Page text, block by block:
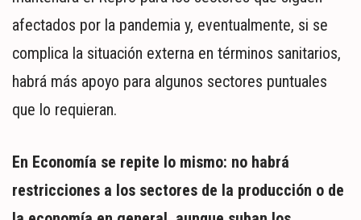
afectados por la pandemia y, eventualmente, si se
complica la situación externa en términos sanitarios,
habrá más apoyo para algunos sectores puntuales
que lo requieran.
En Economía se repite lo mismo: no habrá
restricciones a los sectores de la producción o de